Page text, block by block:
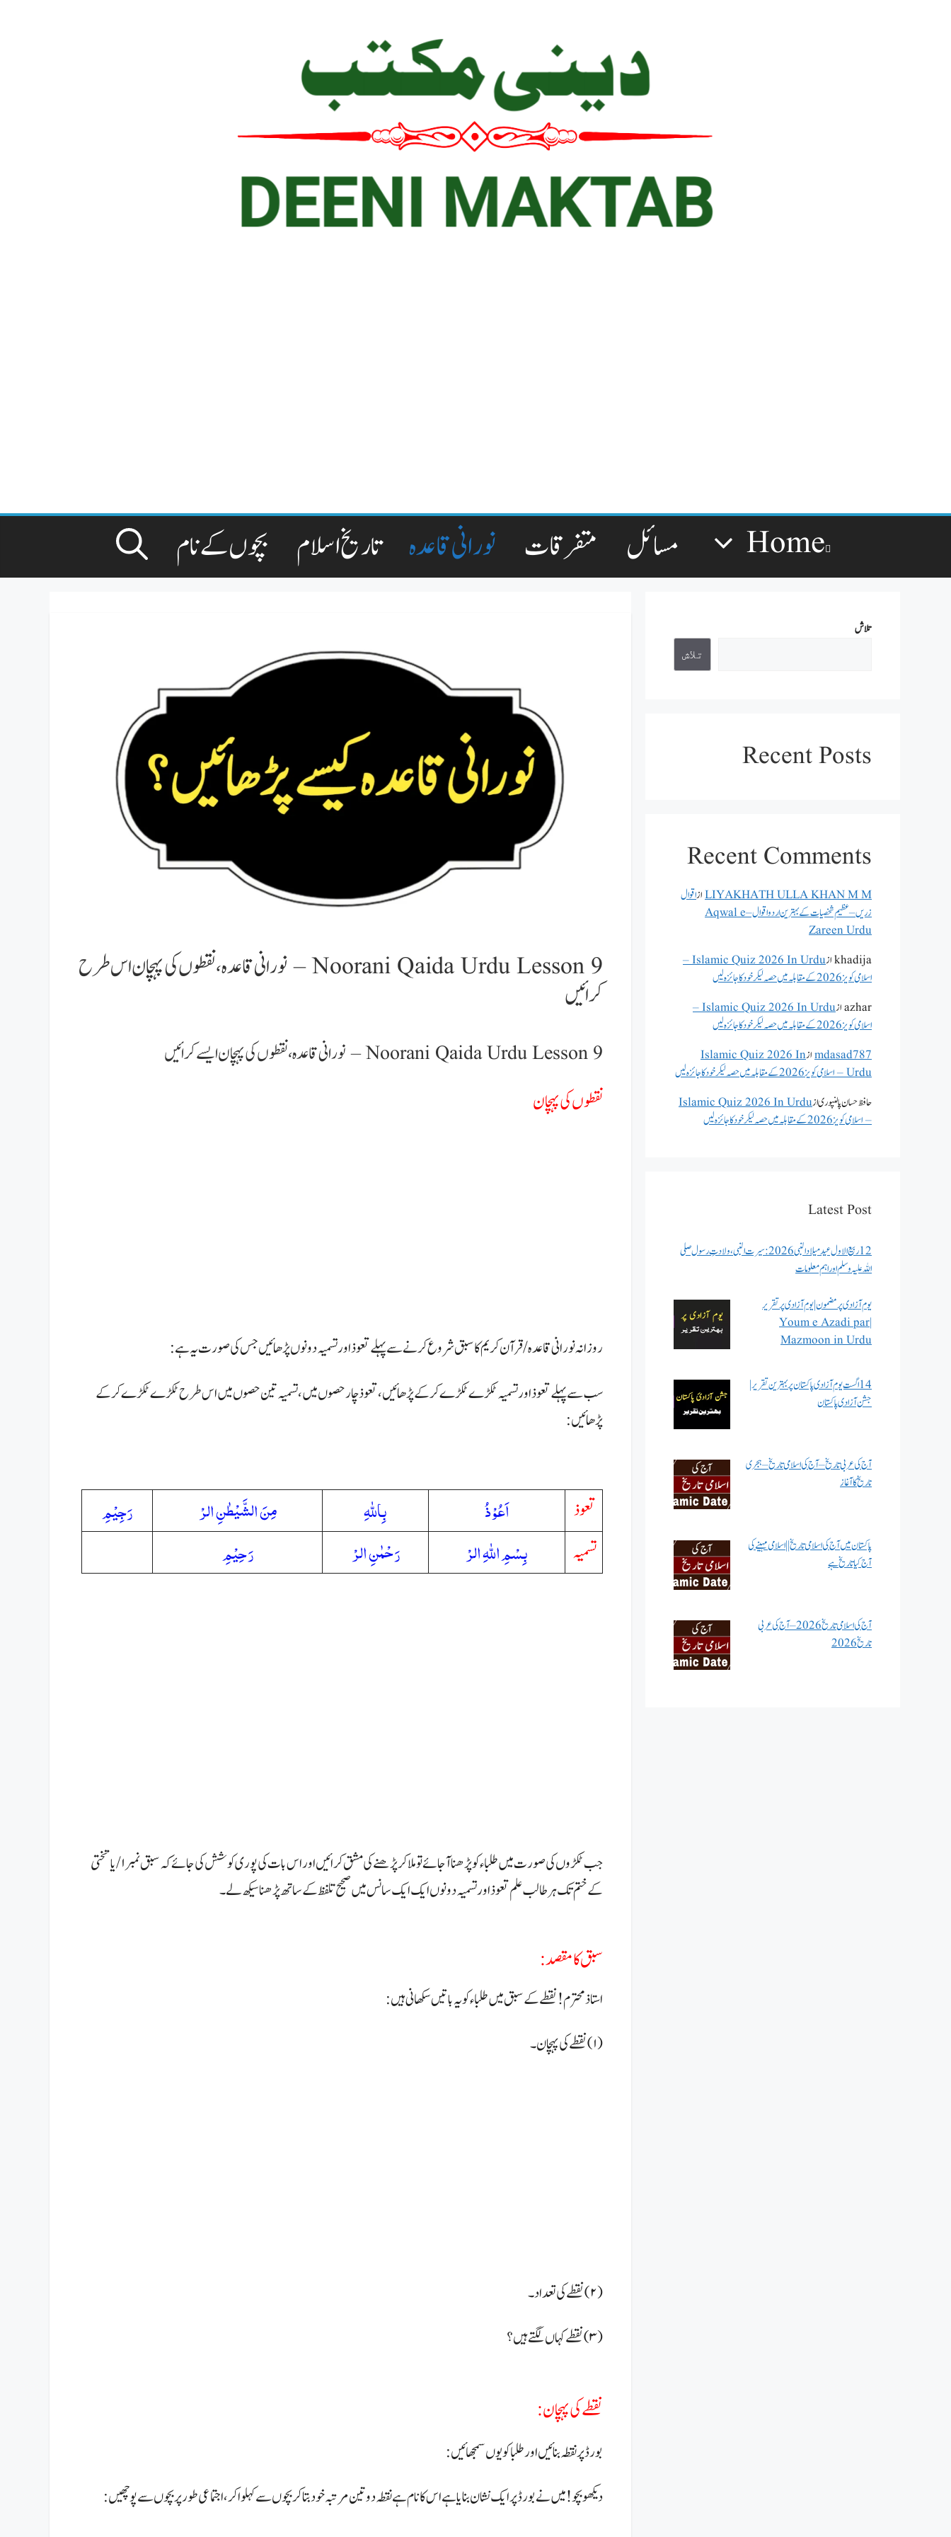
Home مسائل متفرقات نورانی قاعدہ تاریخ اسلام بچوں کے نام
Noorani Qaida Urdu Lesson 9 – نورانی قاعدہ، نقطوں کی پہچان اس طرح
کرائیں
Noorani Qaida Urdu Lesson 9 – نورانی قاعدہ، نقطوں کی پہچان ایسے کرائیں
نقطوں کی پہچان
روزانہ نورانی قاعدہ/قرآن کریم کا سبق شروع کرنے سے پہلے تعوذ اور تسمیہ دونوں پڑھائیں جس کی صورت یہ ہے:
سب سے پہلے تعوذ اور تسمیہ ٹکڑے ٹکڑے کر کے پڑھائیں، تعوذ چار حصوں میں،تسمیہ تین حصوں میں اس طرح ٹکڑے ٹکڑے کر کے
پڑھائیں:
تعوذ اَعُوْذُ بِاللهِ مِنَ الشَّيْطٰنِ الرْ رَجِيْمِ
تسمیہ بِسْمِ اللهِ الرْ رَحْمٰنِ الرْ رَحِيْمِ
جب ٹکڑوں کی صورت میں طلباء کو پڑھنا آ جائے تو ملا کر پڑھنے کی مشق کرائیں اور اس بات کی پوری کوشش کی جائے کہ سبق نمبر۱/یا تختی
کے ختم تک ہر طالب علم تعوذ اور تسمیہ دونوں ایک ایک سانس میں صحیح تلفظ کے ساتھ پڑھنا سیکھ لے۔
سبق کا مقصد:
استاذ محترم! نقطے کے سبق میں طلباء کو یہ باتیں سکھانی ہیں:
(۱) نقطے کی پہچان۔
(۲) نقطے کی تعداد۔
(۳) نقطے کہاں لگتے ہیں؟
نقطے کی پہچان:
بورڈ پر نقطہ بنائیں اور طلبا کو یوں سمجھائیں:
دیکھو بچو!میں نے بورڈ پر ایک نشان بنایا ہے اس کا نام ہے نقطہ دو تین مرتبہ خود بتا کر بچوں سے کہلوا کر،اجتماعی طور پر بچوں سے پوچھیں:
تلاش
تلاش
Recent Posts
Recent Comments
LIYAKHATH ULLA KHAN M Mازاقوال
زریں – عظیم شخصیات کے بہترین اردو اقوال – Aqwal e
Zareen Urdu
khadijaاز
Islamic Quiz 2026 In Urdu –
اسلامی کویز 2026 کے مقابلہ میں حصہ لیکر خود کا جائزہ لیں
azharاز
Islamic Quiz 2026 In Urdu –
اسلامی کویز 2026 کے مقابلہ میں حصہ لیکر خود کا جائزہ لیں
mdasad787ازIslamic Quiz 2026 In
Urdu – اسلامی کویز 2026 کے مقابلہ میں حصہ لیکر خود کا جائزہ لیں
حافظ حسان پالنپوریازIslamic Quiz 2026 In Urdu
– اسلامی کویز 2026 کے مقابلہ میں حصہ لیکر خود کا جائزہ لیں
Latest Post
12 ربیع الاول عید میلاد النبی 2026: سیرت النبی، ولادتِ رسول صلی
اللہ علیہ وسلم اور اہم معلومات
یوم آزادی پر مضمون | یوم آزادی پر تقریر
| Youm e Azadi par
Mazmoon in Urdu
14 اگست یوم آزادی پاکستان پر بہترین تقریر |
جشن آزادی پاکستان
آج کی عربی تاریخ – آج کی اسلامی تاریخ – ہجری
تاریخ کا آغاز
پاکستان میں آج کی اسلامی تاریخ || اسلامی مہینے کی
آج کیا تاریخ ہے
آج کی اسلامی تاریخ 2026 – آج کی عربی
تاریخ 2026